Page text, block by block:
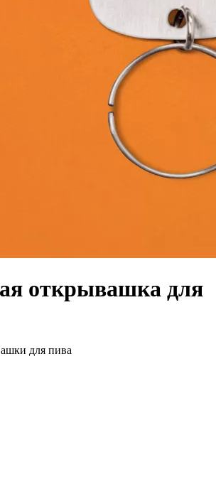
открывашка для
для пива